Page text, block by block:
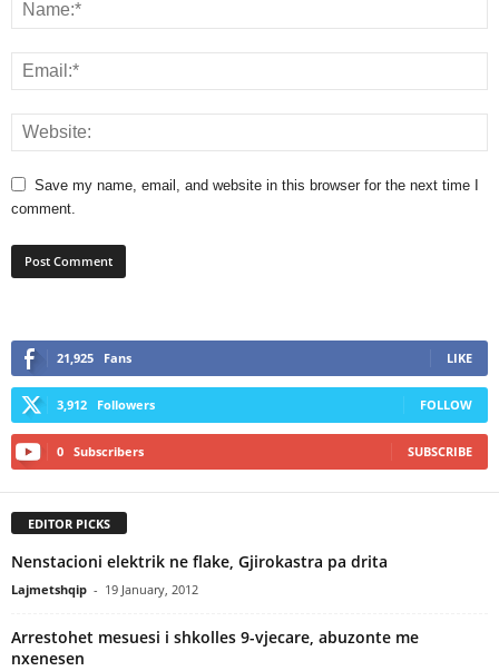
Save my name, email, and website in this browser for the next time I
comment.
21,925 Fans LIKE
3,912 Followers FOLLOW
0 Subscribers SUBSCRIBE
EDITOR PICKS
Nenstacioni elektrik ne flake, Gjirokastra pa drita
Lajmetshqip - 19 January, 2012
Arrestohet mesuesi i shkolles 9-vjecare, abuzonte me
nxenesen